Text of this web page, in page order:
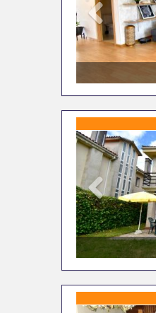
Previous
Previous